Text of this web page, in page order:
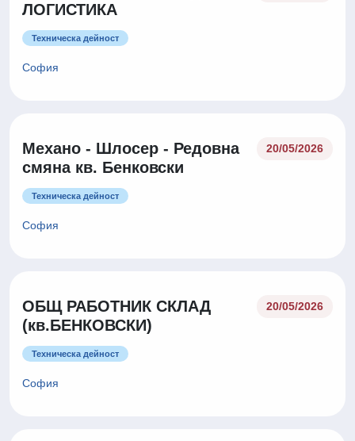
ЛОГИСТИКА
Техническа дейност
София
Механо - Шлосер - Редовна
смяна кв. Бенковски
20/05/2026
Техническа дейност
София
ОБЩ РАБОТНИК СКЛАД
(кв.БЕНКОВСКИ)
20/05/2026
Техническа дейност
София